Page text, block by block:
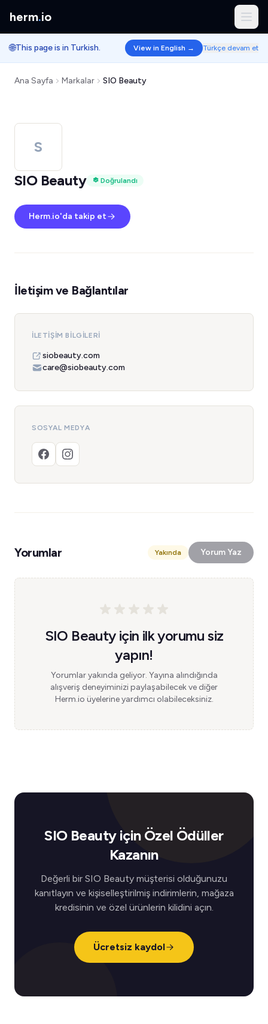
herm.io
🌐This page is in Turkish. View in English → Türkçe devam et
Ana Sayfa Markalar SIO Beauty
S
SIO Beauty
Doğrulandı
Herm.io'da takip et
İletişim ve Bağlantılar
İLETIŞIM BILGILERI
siobeauty.com
care@siobeauty.com
SOSYAL MEDYA
Yorumlar Yakında Yorum Yaz
SIO Beauty için ilk yorumu siz
yapın!
Yorumlar yakında geliyor. Yayına alındığında
alışveriş deneyiminizi paylaşabilecek ve diğer
Herm.io üyelerine yardımcı olabileceksiniz.
SIO Beauty için Özel Ödüller
Kazanın
Değerli bir SIO Beauty müşterisi olduğunuzu
kanıtlayın ve kişiselleştirilmiş indirimlerin, mağaza
kredisinin ve özel ürünlerin kilidini açın.
Ücretsiz kaydol